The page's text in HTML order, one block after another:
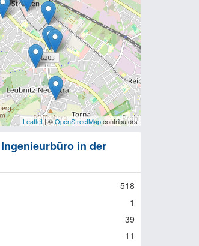
Leaflet| ©OpenStreetMapcontributors
in der
518
1
39
11